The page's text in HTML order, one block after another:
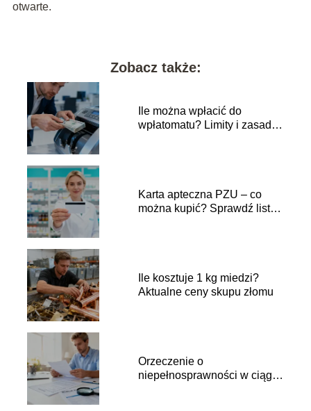
otwarte.
Zobacz także:
Ile można wpłacić do
wpłatomatu? Limity i zasady
Karta apteczna PZU – co
można kupić? Sprawdź listę
Ile kosztuje 1 kg miedzi?
Aktualne ceny skupu złomu
Orzeczenie o
niepełnosprawności w ciągu